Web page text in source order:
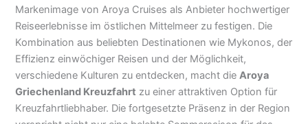
Markenimage von Aroya Cruises als Anbieter hochwertiger
Reiseerlebnisse im östlichen Mittelmeer zu festigen. Die
Kombination aus beliebten Destinationen wie Mykonos, der
Effizienz einwöchiger Reisen und der Möglichkeit,
verschiedene Kulturen zu entdecken, macht dieAroya
Griechenland Kreuzfahrt zu einer attraktiven Option für
Kreuzfahrtliebhaber. Die fortgesetzte Präsenz in der Region